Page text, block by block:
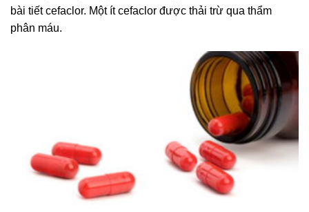
bài tiết cefaclor. Một ít cefaclor được thải trừ qua thẩm
phân máu.